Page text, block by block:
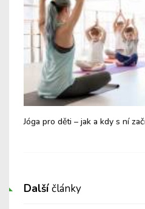
Jóga pro děti – jak a kdy s ní
Dalšíčlánky